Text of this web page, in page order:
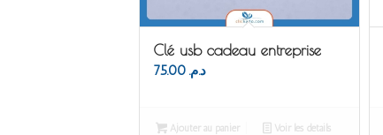
Clé usb cadeau entreprise
د.م. 75.00
Ajouter au panier Voir les détails